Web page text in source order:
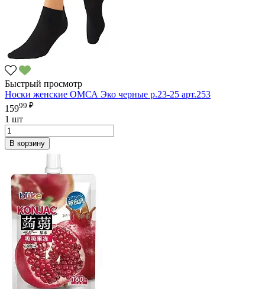
Быстрый просмотр
Носки женские ОМСА Эко черные р.23-25 арт.253
15999 ₽
1 шт
В корзину